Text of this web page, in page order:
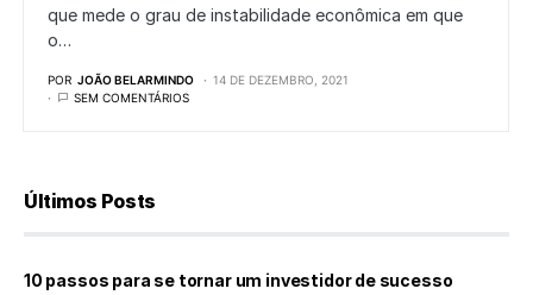
que mede o grau de instabilidade econômica em que
o…
POR JOÃO BELARMINDO
14 DE DEZEMBRO, 2021
SEM COMENTÁRIOS
Últimos Posts
10 passos para se tornar um investidor de sucesso